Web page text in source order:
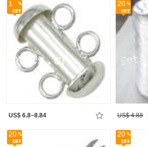
1
US$ 6.8~8.84
20
US$ 4.88
20 20